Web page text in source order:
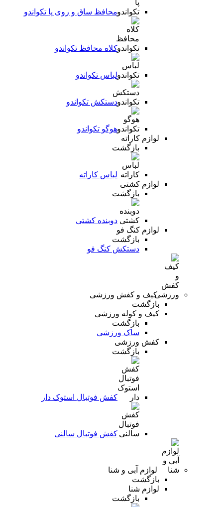
محافظ ساق و روی پا تکواندو
کلاه محافظ تکواندو
لباس تکواندو
دستکش تکواندو
هوگو تکواندو
لوازم کاراته
بازگشت
لباس کاراته
لوازم کشتی
بازگشت
دوبنده کشتی
لوازم کنگ فو
بازگشت
دستکش کنگ فو
کیف و کفش ورزشی
بازگشت
کیف و کوله ورزشی
بازگشت
ساک ورزشی
کفش ورزشی
بازگشت
کفش فوتبال استوک دار
کفش فوتبال سالنی
لوازم آبی و شنا
بازگشت
لوازم شنا
بازگشت